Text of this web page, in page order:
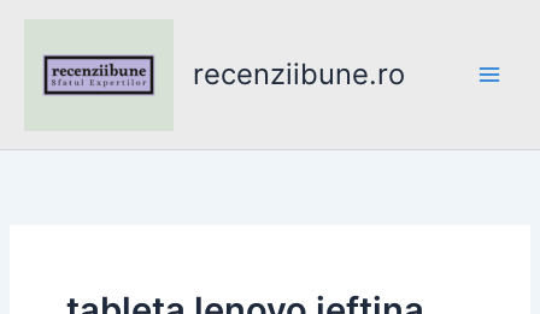
content
recenziibune.ro